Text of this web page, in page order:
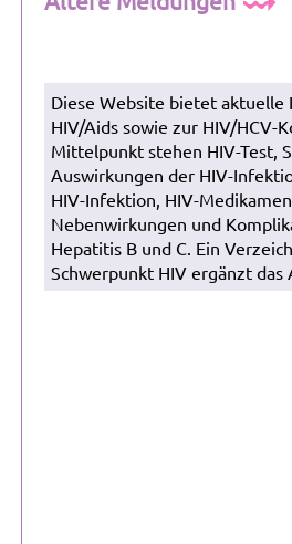
Diese Website bietet aktuelle
HIV/Aids sowie zur HIV/HCV-
Mittelpunkt stehen HIV-Test,
Auswirkungen der HIV-
HIV-Infektion, HIV-
Nebenwirkungen und
Hepatitis B und C. Ein
Schwerpunkt HIV ergänzt das